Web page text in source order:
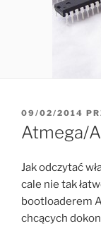
W
09/02/2014
Atmega/
Jak odczytać
cale nie tak
bootloaderem
chcących